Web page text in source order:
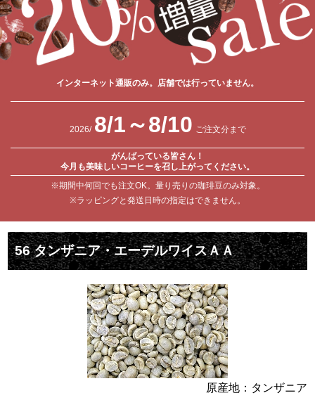
インターネット通販のみ。店舗では行っていません。
2026/ 8/1～8/10 ご注文分まで
がんばっている皆さん！
今月も美味しいコーヒーを召し上がってください。
※期間中何回でも注文OK。量り売りの珈琲豆のみ対象。
※ラッピングと発送日時の指定はできません。
56 タンザニア・エーデルワイスＡＡ
原産地：タンザニア